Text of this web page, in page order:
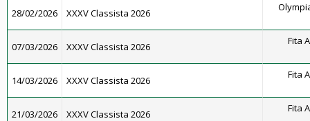
28/02/2026 XXXV Classista 2026
07/03/2026 XXXV Classista 2026 Fita
14/03/2026 XXXV Classista 2026 Fita
21/03/2026 XXXV Classista 2026 Fita